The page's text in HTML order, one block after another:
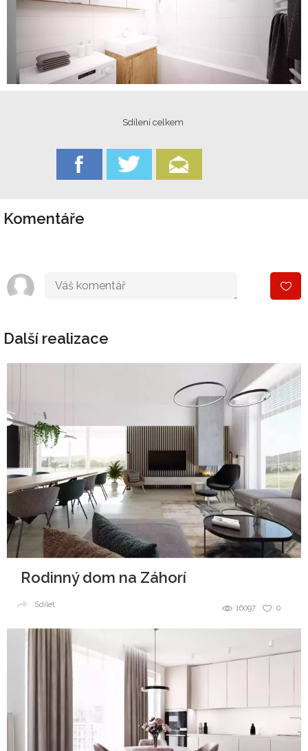
Sdílení celkem
Komentáře
Další realizace
Rodinný dom na Záhorí
0
16097
Sdílet